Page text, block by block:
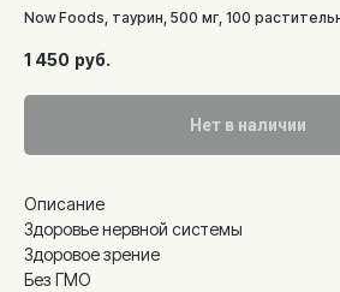
Now Foods, таурин, 500 мг, 100
1 450 руб.
Нет в наличии
Описание
Здоровье нервной системы
Здоровое зрение
Без ГМО